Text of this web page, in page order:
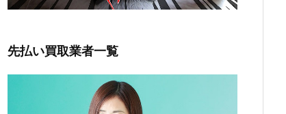
先払い買取業者一覧